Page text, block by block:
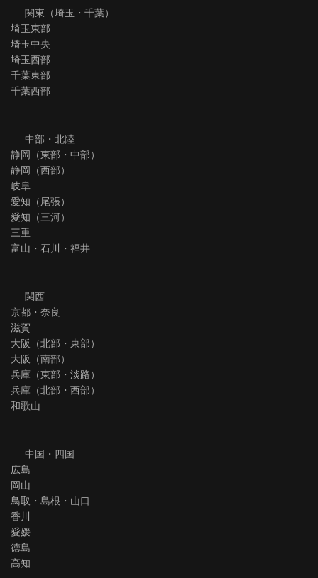
関東（埼玉・千葉）
埼玉東部
埼玉中央
埼玉西部
千葉東部
千葉西部
中部・北陸
静岡（東部・中部）
静岡（西部）
岐阜
愛知（尾張）
愛知（三河）
三重
富山・石川・福井
関西
京都・奈良
滋賀
大阪（北部・東部）
大阪（南部）
兵庫（東部・淡路）
兵庫（北部・西部）
和歌山
中国・四国
広島
岡山
鳥取・島根・山口
香川
愛媛
徳島
高知